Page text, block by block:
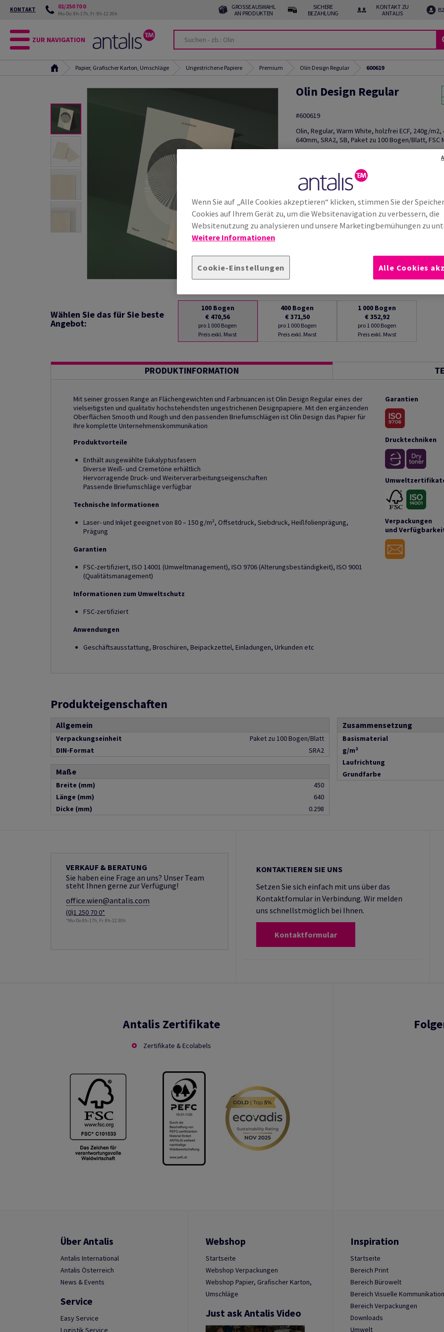
KONTAKT 01/250 70 0
Mo-Do: 8h-17h, Fr: 8h-12.30h
GROSSE AUSWAHL A
N PRODUKTEN
SICHERE
BEZAHLUNG
KONTAKT ZU
ANTALIS
ZUR NAVIGATION
Papier, Grafischer Karton, Umschläge Ungestrichene Papiere Premium Olin Design Regular 600619
Olin Design Regular
#600619
Olin, Regular, Warm White, holzfrei ECF, 240g/m2,
640mm, SRA2, SB, Paket zu 100 Bogen/Blatt, FSC
Wählen Sie das für Sie beste
Angebot:
100 Bogen
€ 470,56
pro 1 000 Bogen
Preis exkl. Mwst
400 Bogen
€ 371,50
pro 1 000 Bogen
Preis exkl. Mwst
1 000 Bogen
€ 352,92
pro 1 000 Bogen
Preis exkl. Mwst
PRODUKTINFORMATION
Mit seiner grossen Range an Flächengewichten und Farbnuancen ist Olin Design Regular eines der
vielseitigsten und qualitativ hochstehendsten ungestrichenen Designpapiere. Mit den ergänzenden
Oberflächen Smooth und Rough und den passenden Briefumschlägen ist Olin Design das Papier für
Ihre komplette Unternehmenskommunikation
Produktvorteile
Enthält ausgewählte Eukalyptusfasern
Diverse Weiß- und Cremetöne erhältlich
Hervorragende Druck- und Weiterverarbeitungseigenschaften
Passende Briefumschläge verfügbar
Technische Informationen
Laser- und Inkjet geeignet von 80 – 150 g/m², Offsetdruck, Siebdruck, Heißfolienprägung,
Prägung
Garantien
FSC-zertifiziert, ISO 14001 (Umweltmanagement), ISO 9706 (Alterungsbeständigkeit), ISO 9001
(Qualitätsmanagement)
Informationen zum Umweltschutz
FSC-zertifiziert
Anwendungen
Geschäftsausstattung, Broschüren, Beipackzettel, Einladungen, Urkunden etc
Garantien
Drucktechniken
Verpackungen
und
Produkteigenschaften
Allgemein
Verpackungseinheit
Paket zu 100 Bogen/Blatt
DIN-Format
SRA2
Maße
Breite (mm)
450
Länge (mm)
640
Dicke (mm)
0.298
Zusammensetzung
Basismaterial
g/m²
Laufrichtung
Grundfarbe
VERKAUF & BERATUNG
Sie haben eine Frage an uns? Unser Team
steht Ihnen gerne zur Verfügung!
office.wien@antalis.com
(0)1 250 70 0*
*Mo-Do 8h-17h, Fr. 8h-12:30h
KONTAKTIEREN SIE UNS
Setzen Sie sich einfach mit uns über das
Kontaktfomular in Verbindung. Wir melden
uns schnellstmöglich bei Ihnen.
Kontaktformular
Antalis Zertifikate
Zertifikate & Ecolabels
Über Antalis
Antalis International
Antalis Österreich
News & Events
Service
Easy Service
Logistik Service
Webshop
Startseite
Webshop Verpackungen
Webshop Papier, Grafischer Karton,
Umschläge
Just ask Antalis Video
Inspiration
Startseite
Bereich Print
Bereich Bürowelt
Bereich Visuelle Kommunikation
Bereich Verpackungen
Downloads
Umwelt
Wenn Sie auf „Alle Cookies akzeptieren“ klicken, stimmen Sie der
Cookies auf Ihrem Gerät zu, um die Websitenavigation zu verbessern, die
Websitenutzung zu analysieren und unsere Marketingbemühungen zu
Weitere Informationen
Cookie-Einstellungen Alle Cookies